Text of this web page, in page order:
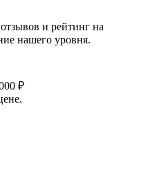
и рейтинг на
нашего уровня.
₽